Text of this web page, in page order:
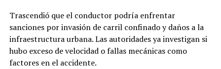
Trascendió que el conductor podría enfrentar
sanciones por invasión de carril confinado y daños a la
infraestructura urbana. Las autoridades ya investigan si
hubo exceso de velocidad o fallas mecánicas como
factores en el accidente.